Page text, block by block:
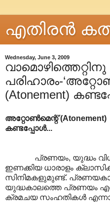
എതിരന്‍
Wednesday, June 3, 2009
പരിഹാരം-
(Atonement)
അറ്റോൺമെന്റ്
കണ്ടപ്പോൾ...
പ്രണയം, യുദ്ധം
ഇണക്കിയ ധാരാളം
സിനിമകളുമുണ്ട്.
യുദ്ധകാലത്തെ പ്രണയം
ക്രമചയ സംഹതികള്‍